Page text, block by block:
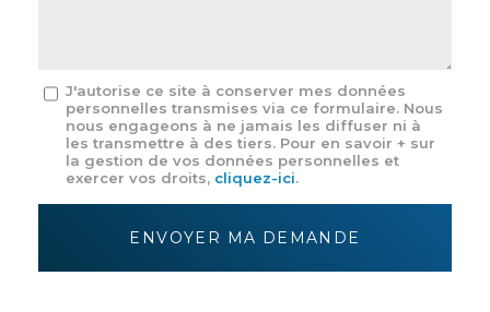
Message
J'autorise ce site à conserver mes données
personnelles transmises via ce formulaire. Nous
nous engageons à ne jamais les diffuser ni à
les transmettre à des tiers. Pour en savoir + sur
la gestion de vos données personnelles et
exercer vos droits, cliquez-ici.
Acceptation
ENVOYER MA DEMANDE